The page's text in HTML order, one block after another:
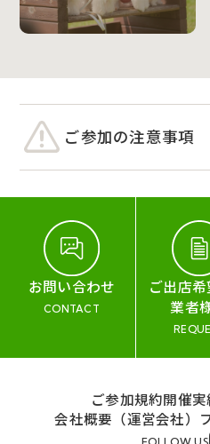
ご参加の注意事項
お問い合わせ
CONTACT
ご出店
業者
ご参加規約開催実
会社概要（運営会社）